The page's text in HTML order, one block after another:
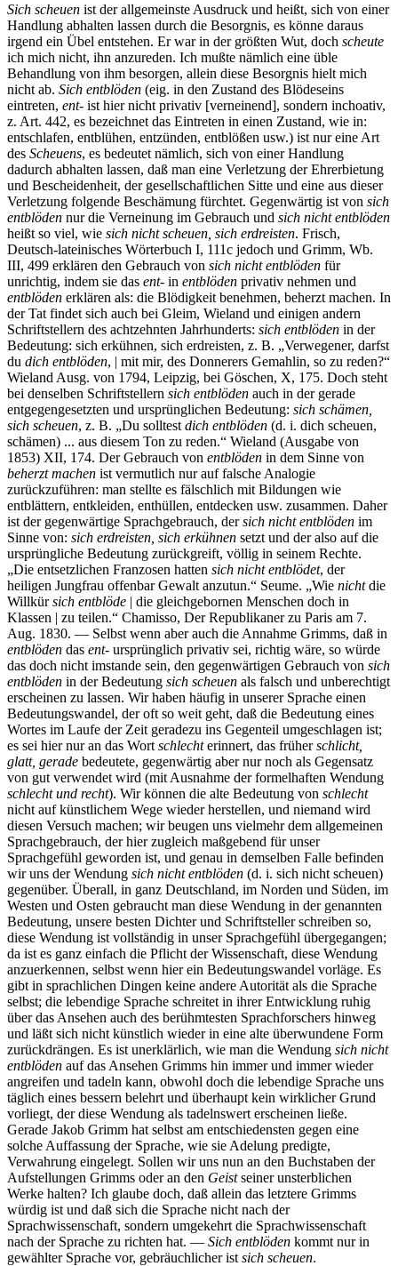
Sich scheuen ist der allgemeinste Ausdruck und heißt, sich von einer
Handlung abhalten lassen durch die Besorgnis, es könne daraus
irgend ein Übel entstehen. Er war in der größten Wut, doch scheute
ich mich nicht, ihn anzureden. Ich mußte nämlich eine üble
Behandlung von ihm besorgen, allein diese Besorgnis hielt mich
nicht ab. Sich entblöden (eig. in den Zustand des Blödeseins
eintreten, ent- ist hier nicht privativ [verneinend], sondern inchoativ,
z. Art. 442, es bezeichnet das Eintreten in einen Zustand, wie in:
entschlafen, entblühen, entzünden, entblößen usw.) ist nur eine Art
des Scheuens, es bedeutet nämlich, sich von einer Handlung
dadurch abhalten lassen, daß man eine Verletzung der Ehrerbietung
und Bescheidenheit, der gesellschaftlichen Sitte und eine aus dieser
Verletzung folgende Beschämung fürchtet. Gegenwärtig ist von sich
entblöden nur die Verneinung im Gebrauch und sich nicht entblöden
heißt so viel, wie sich nicht scheuen, sich erdreisten. Frisch,
Deutsch-lateinisches Wörterbuch I, 111c jedoch und Grimm, Wb.
III, 499 erklären den Gebrauch von sich nicht entblöden für
unrichtig, indem sie das ent- in entblöden privativ nehmen und
entblöden erklären als: die Blödigkeit benehmen, beherzt machen. In
der Tat findet sich auch bei Gleim, Wieland und einigen andern
Schriftstellern des achtzehnten Jahrhunderts: sich entblöden in der
Bedeutung: sich erkühnen, sich erdreisten, z. B. „Verwegener, darfst
du dich entblöden, | mit mir, des Donnerers Gemahlin, so zu reden?“
Wieland Ausg. von 1794, Leipzig, bei Göschen, X, 175. Doch steht
bei denselben Schriftstellern sich entblöden auch in der gerade
entgegengesetzten und ursprünglichen Bedeutung: sich schämen,
sich scheuen, z. B. „Du solltest dich entblöden (d. i. dich scheuen,
schämen) ... aus diesem Ton zu reden.“ Wieland (Ausgabe von
1853) XII, 174. Der Gebrauch von entblöden in dem Sinne von
beherzt machen ist vermutlich nur auf falsche Analogie
zurückzuführen: man stellte es fälschlich mit Bildungen wie
entblättern, entkleiden, enthüllen, entdecken usw. zusammen. Daher
ist der gegenwärtige Sprachgebrauch, dersich nicht entblöden im
Sinne von: sich erdreisten, sich erkühnen setzt und der also auf die
ursprüngliche Bedeutung zurückgreift, völlig in seinem Rechte.
„Die entsetzlichen Franzosen hatten sich nicht entblödet, der
heiligen Jungfrau offenbar Gewalt anzutun.“ Seume. „Wie nichtdie
Willkürsich entblöde | die gleichgebornen Menschen doch in
Klassen | zu teilen.“ Chamisso, Der Republikaner zu Paris am 7.
Aug. 1830. — Selbst wenn aber auch die Annahme Grimms, daß in
entblöden das ent- ursprünglich privativ sei, richtig wäre, so würde
das doch nicht imstande sein, den gegenwärtigen Gebrauch von sich
entblöden in der Bedeutung sich scheuen als falsch und unberechtigt
erscheinen zu lassen. Wir haben häufig in unserer Sprache einen
Bedeutungswandel, der oft so weit geht, daß die Bedeutung eines
Wortes im Laufe der Zeit geradezu ins Gegenteil umgeschlagen ist;
es sei hier nur an das Wort schlechterinnert, das früherschlicht,
glatt, gerade bedeutete, gegenwärtig aber nur noch als Gegensatz
von gut verwendet wird (mit Ausnahme der formelhaften Wendung
schlecht und recht). Wir können die alte Bedeutung von schlecht
nicht auf künstlichem Wege wieder herstellen, und niemand wird
diesen Versuch machen; wir beugen uns vielmehr dem allgemeinen
Sprachgebrauch, der hier zugleich maßgebend für unser
Sprachgefühl geworden ist, und genau in demselben Falle befinden
wir uns der Wendung sich nicht entblöden (d. i. sich nicht scheuen)
gegenüber. Überall, in ganz Deutschland, im Norden und Süden, im
Westen und Osten gebraucht man diese Wendung in der genannten
Bedeutung, unsere besten Dichter und Schriftsteller schreiben so,
diese Wendung ist vollständig in unser Sprachgefühl übergegangen;
da ist es ganz einfach die Pflicht der Wissenschaft, diese Wendung
anzuerkennen, selbst wenn hier ein Bedeutungswandel vorläge. Es
gibt in sprachlichen Dingen keine andere Autorität als die Sprache
selbst; die lebendige Sprache schreitet in ihrer Entwicklung ruhig
über das Ansehen auch des berühmtesten Sprachforschers hinweg
und läßt sich nicht künstlich wieder in eine alte überwundene Form
zurückdrängen. Es ist unerklärlich, wie man die Wendung sich nicht
entblöden auf das Ansehen Grimms hin immer und immer wieder
angreifen und tadeln kann, obwohl doch die lebendige Sprache uns
täglich eines bessern belehrt und überhaupt kein wirklicher Grund
vorliegt, der diese Wendung als tadelnswert erscheinen ließe.
Gerade Jakob Grimm hat selbst am entschiedensten gegen eine
solche Auffassung der Sprache, wie sie Adelung predigte,
Verwahrung eingelegt. Sollen wir uns nun an den Buchstaben der
Aufstellungen Grimms oder an den Geistseiner unsterblichen
Werke halten? Ich glaube doch, daß allein das letztere Grimms
würdig ist und daß sich die Sprache nicht nach der
Sprachwissenschaft, sondern umgekehrt die Sprachwissenschaft
nach der Sprache zu richten hat. — Sich entblöden kommt nur in
gewählter Sprache vor, gebräuchlicher ist sich scheuen.